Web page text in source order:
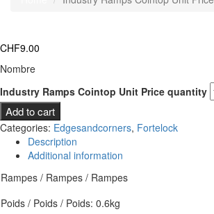
CHF9.00
Nombre
Industry Ramps Cointop Unit Price quantity
Add to cart
Categories: Edgesandcorners, Fortelock
Description
Additional information
Rampes / Rampes / Rampes
Poids / Poids / Poids: 0.6kg